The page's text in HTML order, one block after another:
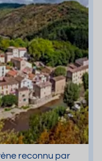
reconnu par